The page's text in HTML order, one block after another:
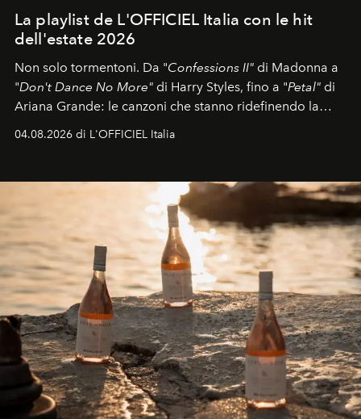
La playlist de L'OFFICIEL Italia con le hit
dell'estate 2026
Non solo tormentoni. Da "Confessions II" di Madonna a
"Don't Dance No More" di Harry Styles, fino a "Petal" di
Ariana Grande: le canzoni che stanno ridefinendo la
colonna sonora della stagione.
04.08.2026 di L'OFFICIEL Italia